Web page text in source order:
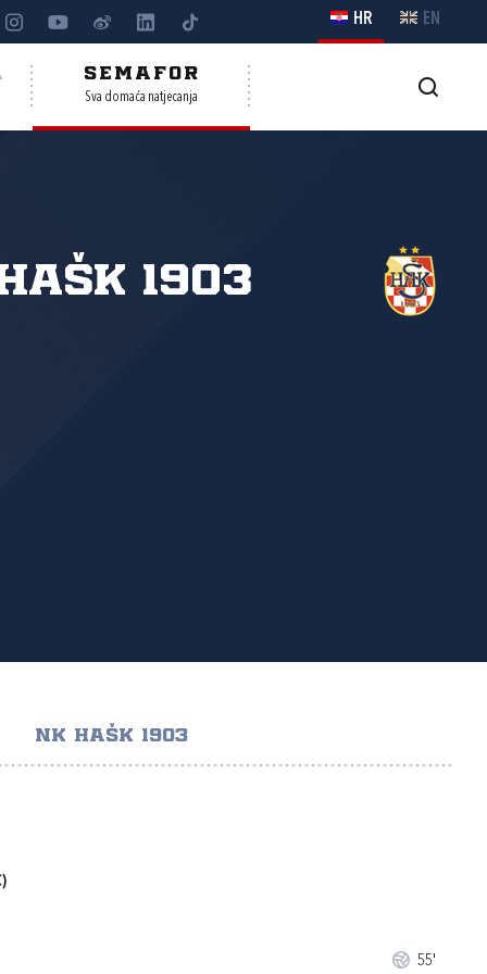
HR EN
SEMAFOR
Sva domaća natjecanja
1903
NK HAŠK 1903
55'